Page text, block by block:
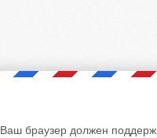
Ваш браузер должен